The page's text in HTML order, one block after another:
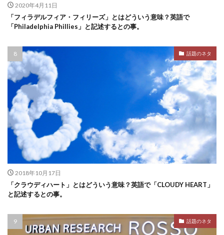
2020年4月11日
「フィラデルフィア・フィリーズ」とはどういう意味？英語で
「Philadelphia Phillies」と記述するとの事。
話題のネタ
2018年10月17日
「クラウディハート」とはどういう意味？英語で「CLOUDY HEART」
と記述するとの事。
話題のネタ